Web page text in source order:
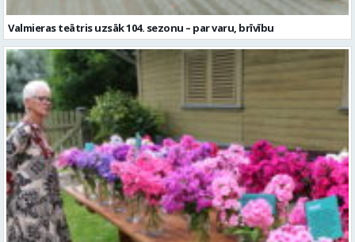
Garšaugu dārzā trīs dienas apskatāma izstāde “Vasaras ziedi
pilsētai svētkos”